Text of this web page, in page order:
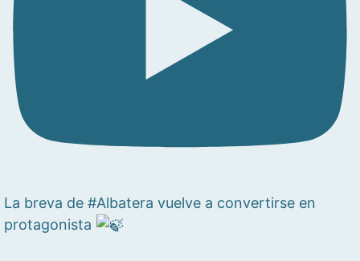
La breva de #Albatera vuelve a convertirse en
protagonista